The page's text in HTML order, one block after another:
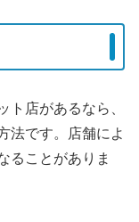
ト店があるなら、
法です。店舗によ
ることがありま